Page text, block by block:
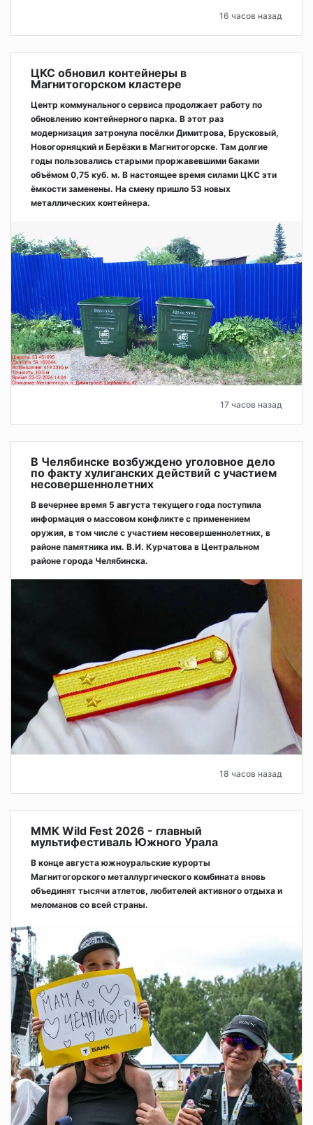
16 часов назад
ЦКС обновил контейнеры в
Магнитогорском кластере
Центр коммунального сервиса продолжает работу по
обновлению контейнерного парка. В этот раз
модернизация затронула посёлки Димитрова, Брусковый,
Новогорняцкий и Берёзки в Магнитогорске. Там долгие
годы пользовались старыми проржавевшими баками
объёмом 0,75 куб. м. В настоящее время силами ЦКС эти
ёмкости заменены. На смену пришло 53 новых
металлических контейнера.
17 часов назад
В Челябинске возбуждено уголовное дело
по факту хулиганских действий с участием
несовершеннолетних
В вечернее время 5 августа текущего года поступила
информация о массовом конфликте с применением
оружия, в том числе с участием несовершеннолетних, в
районе памятника им. В.И. Курчатова в Центральном
районе города Челябинска.
18 часов назад
ММК Wild Fest 2026 - главный
мультифестиваль Южного Урала
В конце августа южноуральские курорты
Магнитогорского металлургического комбината вновь
объединят тысячи атлетов, любителей активного отдыха и
меломанов со всей страны.